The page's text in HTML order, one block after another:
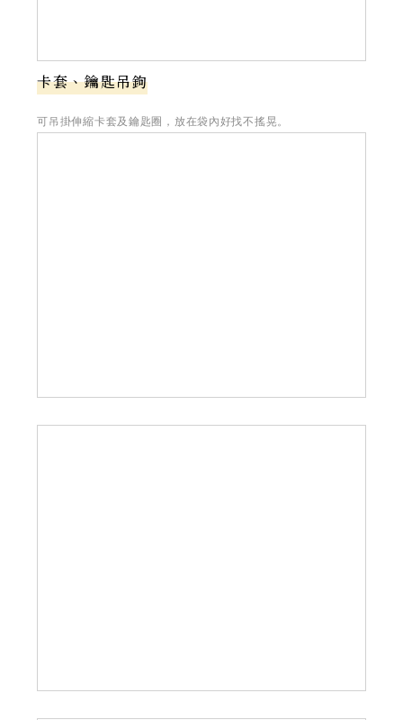
卡套、鑰匙吊鉤
可吊掛伸縮卡套及鑰匙圈，放在袋內好找不搖晃。